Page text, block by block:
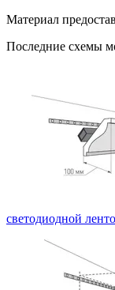
Материал
Последние схемы
светодиодной